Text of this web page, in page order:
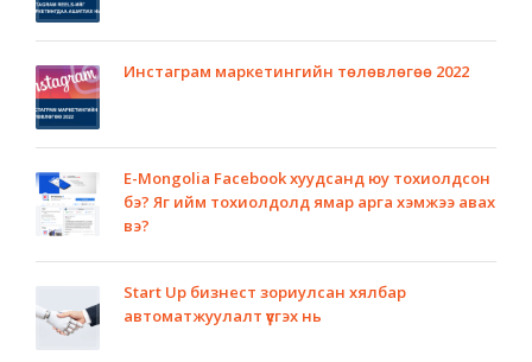
Инстаграм маркетингийн төлөвлөгөө 2022
E-Mongolia Facebook хуудсанд юу тохиолдсон
бэ? Яг ийм тохиолдолд ямар арга хэмжээ авах
вэ?
Start Up бизнест зориулсан хялбар
автоматжуулалт үүсгэх нь